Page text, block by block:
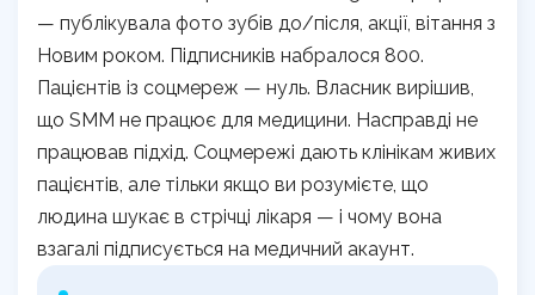
Статті
— публікувала фото зубів до/після, акції, вітання з
Новим роком. Підписників набралося 800.
Пацієнтів із соцмереж — нуль. Власник вирішив,
що SMM не працює для медицини. Насправді не
працював підхід. Соцмережі дають клінікам живих
пацієнтів, але тільки якщо ви розумієте, що
людина шукає в стрічці лікаря — і чому вона
взагалі підписується на медичний акаунт.